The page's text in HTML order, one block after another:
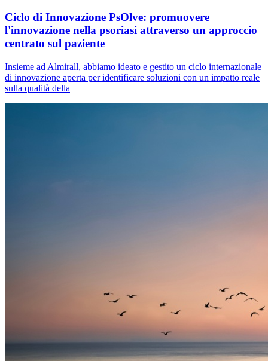
Ciclo di Innovazione PsOlve: promuovere
l'innovazione nella psoriasi attraverso un approccio
centrato sul paziente
Insieme ad Almirall, abbiamo ideato e gestito un ciclo internazionale
di innovazione aperta per identificare soluzioni con un impatto reale
sulla qualità della